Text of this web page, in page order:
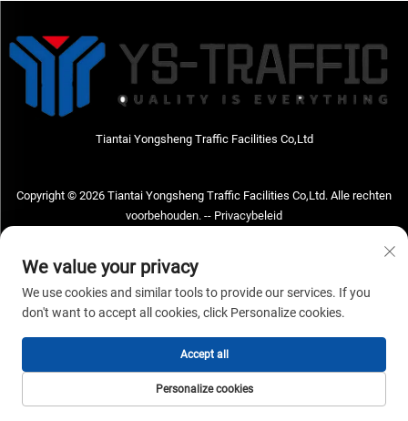
Tiantai Yongsheng Traffic Facilities Co,Ltd
Copyright © 2026 Tiantai Yongsheng Traffic Facilities Co,Ltd. Alle rechten
voorbehouden. -- Privacybeleid
Address: Tiantai Yongsheng Traffic Facilities Co,Ltd Adres; No.73 Hongchou
West Road, Hongchou town, Tiantai county, Taizhou City, Zhejiang Provice,
+86-18968682471
E-mailadres:[email protected]
We value your privacy
We use cookies and similar tools to provide our services. If you
don't want to accept all cookies, click Personalize cookies.
Personalize cookies
Accept all